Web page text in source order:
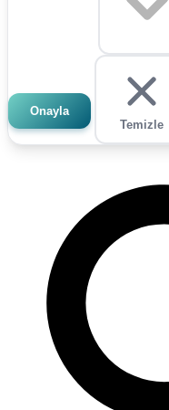
Onayla
Temizle